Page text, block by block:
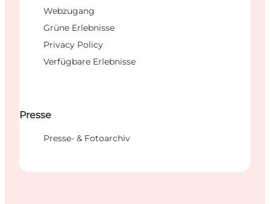
Webzugang
Grüne Erlebnisse
Privacy Policy
Verfügbare Erlebnisse
Presse
Presse- & Fotoarchiv